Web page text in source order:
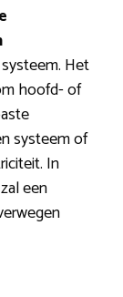
Het
hoofd- of
systeem of
In
een